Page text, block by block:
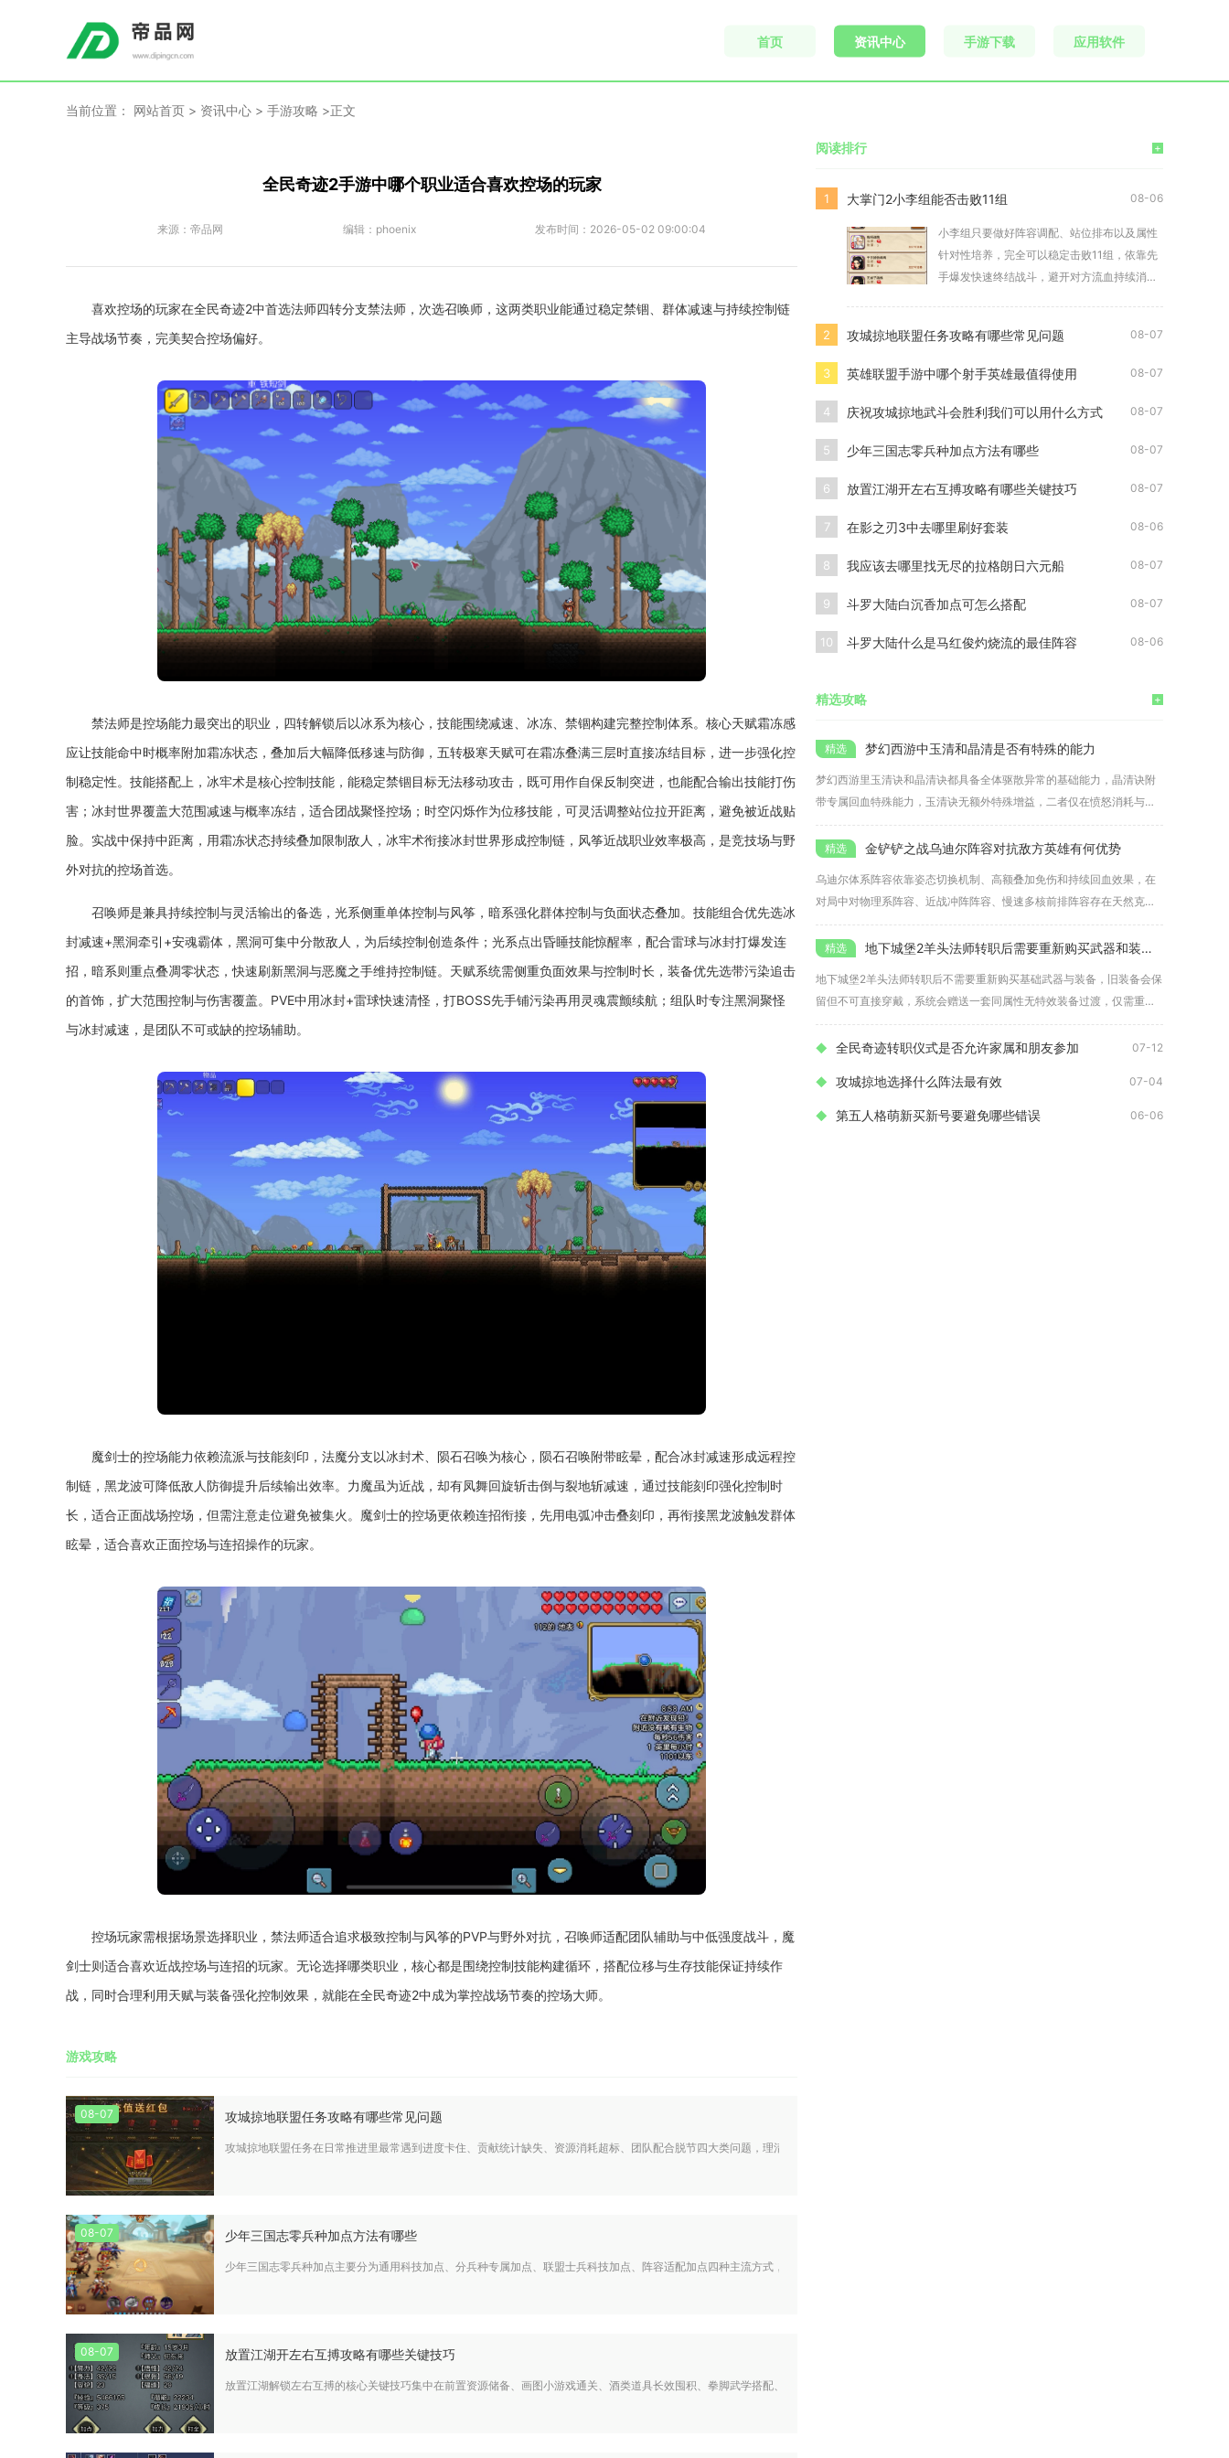
首页 资讯中心 手游下载 应用软件
当前位置： 网站首页 > 资讯中心 > 手游攻略 >正文
全民奇迹2手游中哪个职业适合喜欢控场的玩家
来源： 帝品网 编辑： phoenix 发布时间： 2026-05-02 09:00:04
喜欢控场的玩家在全民奇迹2中首选法师四转分支禁法师，次选召唤师，这两类职业能通过稳定禁锢、群体减速与持续控制链
主导战场节奏，完美契合控场偏好。
禁法师是控场能力最突出的职业，四转解锁后以冰系为核心，技能围绕减速、冰冻、禁锢构建完整控制体系。核心天赋霜冻感
应让技能命中时概率附加霜冻状态，叠加后大幅降低移速与防御，五转极寒天赋可在霜冻叠满三层时直接冻结目标，进一步强化控
制稳定性。技能搭配上，冰牢术是核心控制技能，能稳定禁锢目标无法移动攻击，既可用作自保反制突进，也能配合输出技能打伤
害；冰封世界覆盖大范围减速与概率冻结，适合团战聚怪控场；时空闪烁作为位移技能，可灵活调整站位拉开距离，避免被近战贴
脸。实战中保持中距离，用霜冻状态持续叠加限制敌人，冰牢术衔接冰封世界形成控制链，风筝近战职业效率极高，是竞技场与野
外对抗的控场首选。
召唤师是兼具持续控制与灵活输出的备选，光系侧重单体控制与风筝，暗系强化群体控制与负面状态叠加。技能组合优先选冰
封减速+黑洞牵引+安魂霸体，黑洞可集中分散敌人，为后续控制创造条件；光系点出昏睡技能惊醒率，配合雷球与冰封打爆发连
招，暗系则重点叠凋零状态，快速刷新黑洞与恶魔之手维持控制链。天赋系统需侧重负面效果与控制时长，装备优先选带污染追击
的首饰，扩大范围控制与伤害覆盖。PVE中用冰封+雷球快速清怪，打BOSS先手铺污染再用灵魂震颤续航；组队时专注黑洞聚怪
与冰封减速，是团队不可或缺的控场辅助。
魔剑士的控场能力依赖流派与技能刻印，法魔分支以冰封术、陨石召唤为核心，陨石召唤附带眩晕，配合冰封减速形成远程控
制链，黑龙波可降低敌人防御提升后续输出效率。力魔虽为近战，却有凤舞回旋斩击倒与裂地斩减速，通过技能刻印强化控制时
长，适合正面战场控场，但需注意走位避免被集火。魔剑士的控场更依赖连招衔接，先用电弧冲击叠刻印，再衔接黑龙波触发群体
眩晕，适合喜欢正面控场与连招操作的玩家。
控场玩家需根据场景选择职业，禁法师适合追求极致控制与风筝的PVP与野外对抗，召唤师适配团队辅助与中低强度战斗，魔
剑士则适合喜欢近战控场与连招的玩家。无论选择哪类职业，核心都是围绕控制技能构建循环，搭配位移与生存技能保证持续作
战，同时合理利用天赋与装备强化控制效果，就能在全民奇迹2中成为掌控战场节奏的控场大师。
游戏攻略
08-07 攻城掠地联盟任务攻略有哪些常见问题
攻城掠地联盟任务在日常推进里最常遇到进度卡住、贡献统计缺失、资源消耗超标、团队配合脱节四大类问题，理清各类问题的成因和对应处理方式，就能稳定拿满每日、每周联盟奖励，同时高效积攒联盟
08-07 少年三国志零兵种加点方法有哪些
少年三国志零兵种加点主要分为通用科技加点、分兵种专属加点、联盟士兵科技加点、阵容适配加点四种主流方式，整体遵循先增伤攻击、后生命防御，再根据兵种定位微调属性优先级的规则，资源集中投
08-07 放置江湖开左右互搏攻略有哪些关键技巧
放置江湖解锁左右互搏的核心关键技巧集中在前置资源储备、画图小游戏通关、酒类道具长效囤积、拳脚武学搭配、天赋升级循环五大维度，全部操作围绕一转通八脉基础门槛展开，每一步资源规划与操作
阅读排行 +
1 大掌门2小李组能否击败11组 08-06
小李组只要做好阵容调配、站位排布以及属性
针对性培养，完全可以稳定击败11组，依靠先
手爆发快速终结战斗，避开对方流血持续消耗
2 攻城掠地联盟任务攻略有哪些常见问题 08-07
3 英雄联盟手游中哪个射手英雄最值得使用 08-07
4 庆祝攻城掠地武斗会胜利我们可以用什么方式 08-07
5 少年三国志零兵种加点方法有哪些 08-07
6 放置江湖开左右互搏攻略有哪些关键技巧 08-07
7 在影之刃3中去哪里刷好套装 08-06
8 我应该去哪里找无尽的拉格朗日六元船 08-07
9 斗罗大陆白沉香加点可怎么搭配 08-07
10 斗罗大陆什么是马红俊灼烧流的最佳阵容 08-06
精选攻略 +
梦幻西游中玉清和晶清是否有特殊的能力
梦幻西游里玉清诀和晶清诀都具备全体驱散异常的基础能力，晶清诀附
带专属回血特殊能力，玉清诀无额外特殊增益，二者仅在愤怒消耗与实
战附加
金铲铲之战乌迪尔阵容对抗敌方英雄有何优势
乌迪尔体系阵容依靠姿态切换机制、高额叠加免伤和持续回血效果，在
对局中对物理系阵容、近战冲阵阵容、慢速多核前排阵容存在天然克制
优势，
地下城堡2羊头法师转职后需要重新购买武器和装备吗
地下城堡2羊头法师转职后不需要重新购买基础武器与装备，旧装备会保
留但不可直接穿戴，系统会赠送一套同属性无特效装备过渡，仅需重新
获取
全民奇迹转职仪式是否允许家属和朋友参加 07-12
攻城掠地选择什么阵法最有效 07-04
第五人格萌新买新号要避免哪些错误 06-06